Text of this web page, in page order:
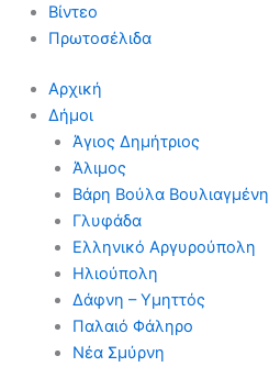
Βίντεο
Πρωτοσέλιδα
Αρχική
Δήμοι
Άγιος Δημήτριος
Άλιμος
Βάρη Βούλα Βουλιαγμένη
Γλυφάδα
Ελληνικό Αργυρούπολη
Ηλιούπολη
Δάφνη – Υμηττός
Παλαιό Φάληρο
Νέα Σμύρνη